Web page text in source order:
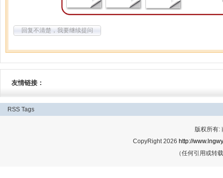
回复不清楚，我要继续提问
友情链接：
RSS Tags
版权所有:
CopyRight 2026 http://
（任何引用或转